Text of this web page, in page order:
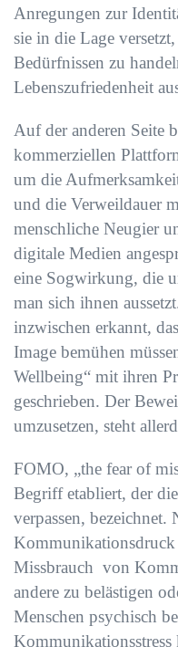
Anregungen zur
sie in die Lage
Bedürfnissen zu
Lebenszufriedenheit
Auf der anderen Seite
kommerziellen
um die
und die Verweildauer
menschliche Neugier
digitale Medien
eine Sogwirkung, die
man sich ihnen
inzwischen erkannt,
Image bemühen
Wellbeing“ mit ihren
geschrieben. Der
umzusetzen, steht
FOMO, „the fear of
Begriff etabliert, der
verpassen, bezeichnet.
Kommunikationsdruck
Missbrauch von
andere zu belästigen
Menschen psychisch